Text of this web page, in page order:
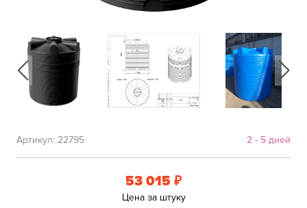
2 - 5 дней
Артикул: 22795
53 015 ₽
Цена за штуку